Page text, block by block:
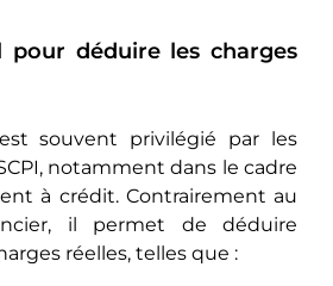
pour déduire les charges
souvent privilégié par les
notamment dans le cadre
à crédit. Contrairement au
il permet de déduire
réelles, telles que :